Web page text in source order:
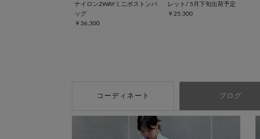
ナイロン2WAYミニボストンバ
ッグ
￥36,300
レット/ 5月下旬出荷予定
￥25,300
コーディネート ブログ